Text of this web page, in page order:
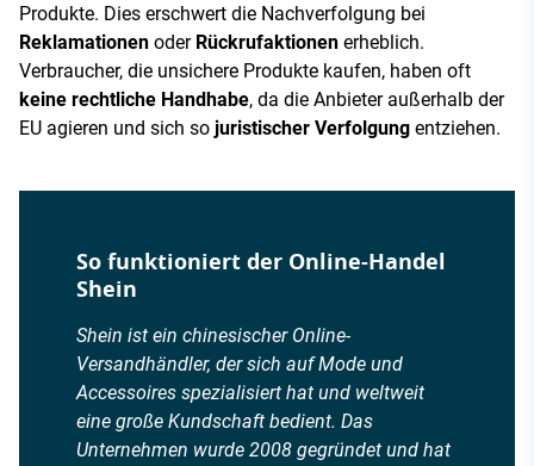
Produkte. Dies erschwert die Nachverfolgung bei
Reklamationen oder Rückrufaktionen erheblich.
Verbraucher, die unsichere Produkte kaufen, haben oft
keine rechtliche Handhabe, da die Anbieter außerhalb der
EU agieren und sich so juristischer Verfolgung entziehen.
So funktioniert der Online-Handel
Shein
Shein ist ein chinesischer Online-
Versandhändler, der sich auf Mode und
Accessoires spezialisiert hat und weltweit
eine große Kundschaft bedient. Das
Unternehmen wurde 2008 gegründet und hat